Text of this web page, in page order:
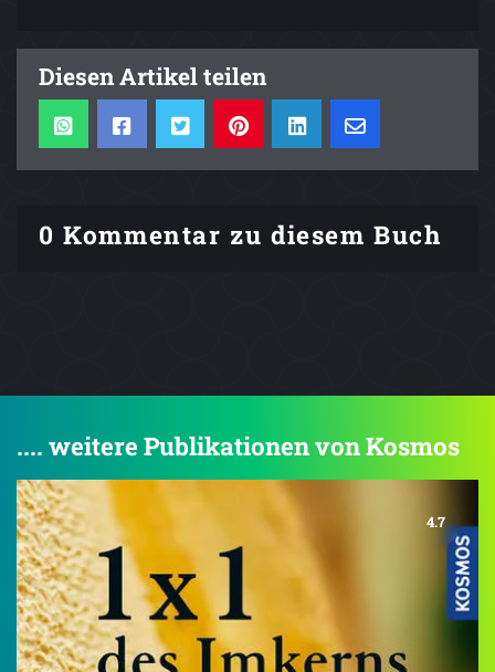
Diesen Artikel teilen
0 Kommentar zu diesem Buch
.... weitere Publikationen von Kosmos
4.7